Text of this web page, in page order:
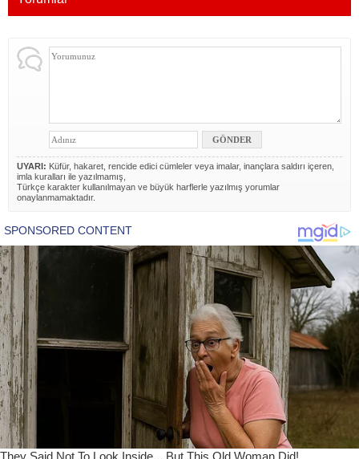
UYARI: Küfür, hakaret, rencide edici cümleler veya imalar, inançlara saldırı içeren,
imla kuralları ile yazılmamış,
Türkçe karakter kullanılmayan ve büyük harflerle yazılmış yorumlar
onaylanmamaktadır.